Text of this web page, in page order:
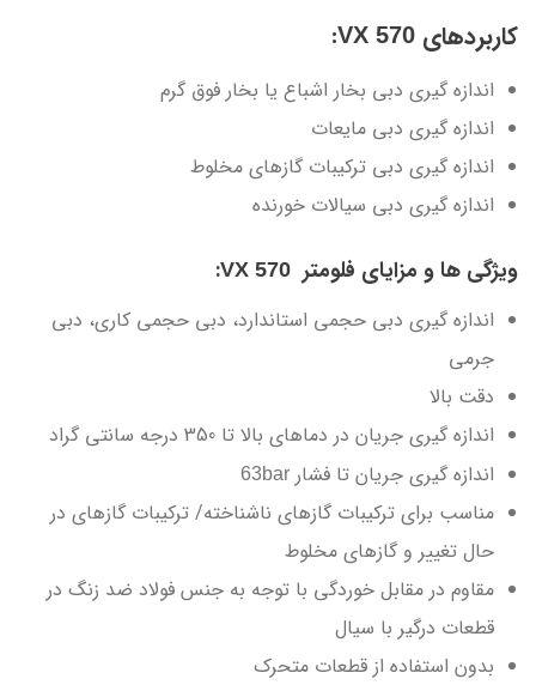
کاربردهای VX 570
:
اندازه گیری دبی بخار اشباع یا بخار فوق گرم
اندازه گیری دبی مایعات
اندازه گیری دبی ترکیبات گازهای مخلوط
اندازه گیری دبی سیالات خورنده
ویژگی ها و مزایای فلومتر VX 570
:
اندازه گیری دبی حجمی استاندارد، دبی حجمی کاری، دبی
جرمی
دقت بالا
اندازه گیری جریان در دماهای بالا تا 350 درجه سانتی گراد
اندازه گیری جریان تا فشار 63bar
مناسب برای ترکیبات گازهای ناشناخته/ ترکیبات گازهای در
حال تغییر و گازهای مخلوط
مقاوم در مقابل خوردگی با توجه به جنس فولاد ضد زنگ در
قطعات درگیر با سیال
بدون استفاده از قطعات متحرک